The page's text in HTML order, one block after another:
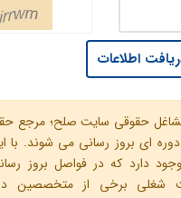
اطلاعات
حقوقی سایت صلح؛ مرجع
ای بروز رسانی می شوند. با
دارد که در فواصل بروز
شغلی برخی از متخصصین